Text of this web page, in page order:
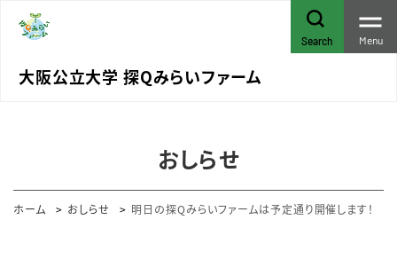
大阪公立大学 探Qみらいファーム
Search Menu
おしらせ
ホーム おしらせ 明日の探Qみらいファームは予定通り開催します！